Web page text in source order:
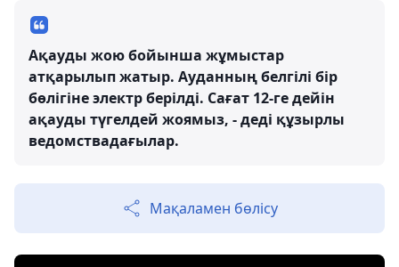
Ақауды жою бойынша жұмыстар
атқарылып жатыр. Ауданның белгілі бір
бөлігіне электр берілді. Сағат 12-ге дейін
ақауды түгелдей жоямыз, - деді құзырлы
ведомствадағылар.
Мақаламен бөлісу